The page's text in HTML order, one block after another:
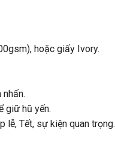
hoặc giấy Ivory.
giữ hũ yến.
lễ, Tết, sự kiện quan trọng.